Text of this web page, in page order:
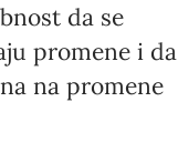
da se
promene i da
na promene